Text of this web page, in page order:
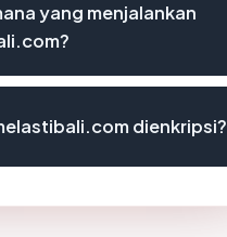
yang menjalankan
dienkripsi?